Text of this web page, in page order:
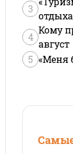
3
4
Кому
август
5 «Меня